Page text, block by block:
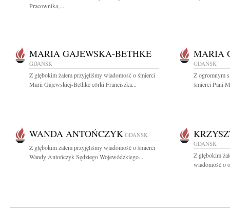
Pracownika,...
MARIA GAJEWSKA-BETHKE
GDAŃSK
Z głębokim żalem przyjęliśmy wiadomość o śmierci
Marii Gajewskiej-Bethke córki Franciszka...
MARIA
GDAŃSK
Z ogromnym
śmierci Pani
WANDA ANTOŃCZYK GDAŃSK
Z głębokim żalem przyjęliśmy wiadomość o śmierci
Wandy Antończyk Sędziego Wojewódzkiego...
GDAŃSK
Z głębokim
wiadomość o